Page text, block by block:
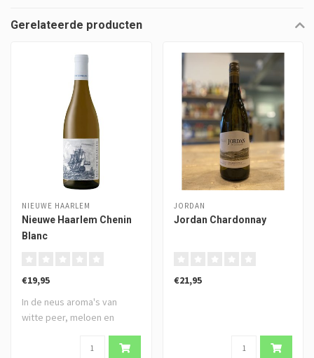
Gerelateerde producten
NIEUWE HAARLEM
Nieuwe Haarlem Chenin
Blanc
€19,95
In de neus aroma's van
witte peer, meloen en
JORDAN
Jordan Chardonnay
€21,95